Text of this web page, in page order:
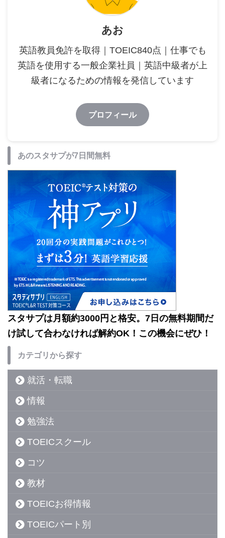
あお
英語教員免許を取得｜TOEIC840点｜仕事でも
英語を使用する一般企業社員｜英語中級者が上
級者になるための情報を発信しています
プロフィール
あのスタサプが7日間無料
スタサプは月額約3000円と格安。7日の無料期間だ
け試して合わなければ解約OK！この機会にぜひ！
カテゴリから探す
就活・転職
情報
勉強法
TOEICスクール
コツ
教材
TOEICお得情報
TOEICパート別